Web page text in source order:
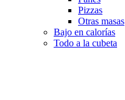
Pizzas
Otras masas
Bajo en calorías
Todo a la cubeta